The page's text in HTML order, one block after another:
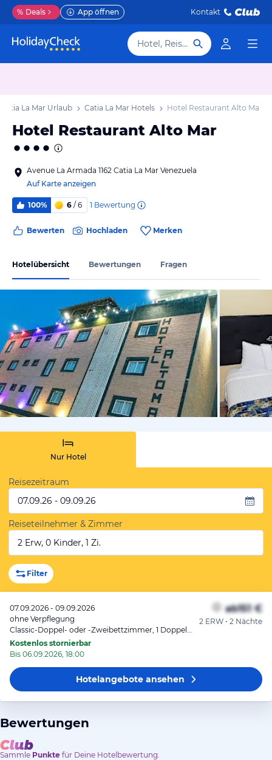
% Deals App öffnen Kontakt
Hotel, Reiseziel
Catia La Mar Urlaub Catia La Mar Hotels Hotel Restaurant Alto Mar
Hotel Restaurant Alto Mar
Avenue La Armada 1162 Catia La Mar Venezuela
Auf Karte anzeigen
100% 6 / 6 1 Bewertung
Bewerten Hochladen Merken
Hotelübersicht Bewertungen Fragen
von
Nur Hotel
Reisezeitraum
07.09.26 - 09.09.26
Reiseteilnehmer & Zimmer
2 Erw, 0 Kinder, 1 Zi.
Filter
07.09.2026 - 09.09.2026
ohne Verpflegung
Classic-Doppel- oder -Zweibettzimmer, 1 Doppelbett
Kostenlos stornierbar
Bis 06.09.2026, 18:00
ab151 €
2 ERW • 2 Nächte
Hotelangeboteansehen
Bewertungen
Sammle Punkte für Deine Hotelbewertung.